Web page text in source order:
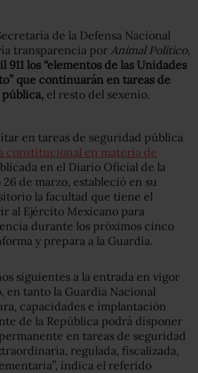
de la Defensa Nacional
transparencia por Animal Político,
911 los “elementos de las Unidades
que continuarán en tareas de
pública, el resto del sexenio.
en tareas de seguridad pública
constitucional en materia de
en el Diario Oficial de la
de marzo, estableció en su
la facultad que tiene el
al Ejército Mexicano para
durante los próximos cinco
y prepara a la Guardia.
siguientes a la entrada en vigor
en tanto la Guardia Nacional
capacidades e implantación
de la República podrá disponer
en tareas de seguridad
regulada, fiscalizada,
indica el referido